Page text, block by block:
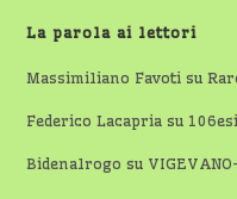
La parola ai lettori
Massimiliano Favoti su
Federico Lacapria su
Bidenalrogo su